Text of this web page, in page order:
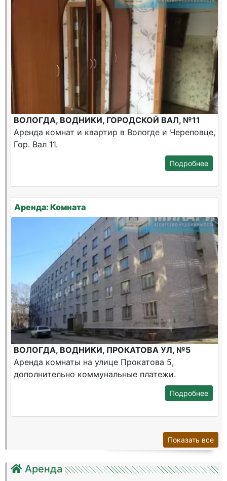
Аренда
ВОЛОГДА, ВОДНИКИ, ГОРОДСКОЙ ВАЛ, №11
Аренда комнат и квартир в Вологде и Череповце,
Гор. Вал 11.
Подробнее
Аренда: Комната
ВОЛОГДА, ВОДНИКИ, ПРОКАТОВА УЛ, №5
Аренда комнаты на улице Прокатова 5,
дополнительно коммунальные платежи.
Подробнее
Показать все